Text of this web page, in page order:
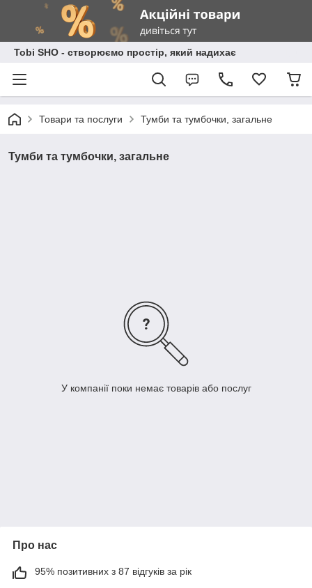
Tobi SHO - створюємо простір, який надихає
Товари та послуги Тумби та тумбочки, загальне
Тумби та тумбочки, загальне
У компанії поки немає товарів або послуг
Про нас
95% позитивних з 87 відгуків за рік